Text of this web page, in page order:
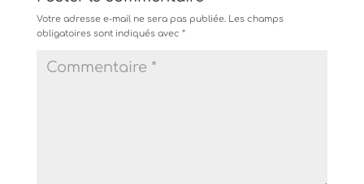
Votre adresse e-mail ne sera pas publiée. Les champs
obligatoires sont indiqués avec *